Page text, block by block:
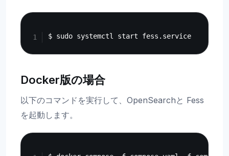
Docker版の場合
以下のコマンドを実行して、OpenSearchと Fess
を起動します。